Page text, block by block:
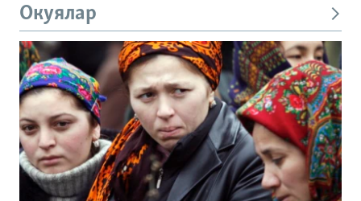
Окуялар